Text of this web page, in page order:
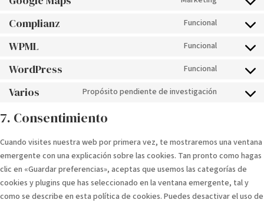
google-
Consent
google-
Complianz Funcional
Consent
complianz
WPML Funcional
Consent
WordPress Funcional
Consent
Varios Propósito pendiente de investigación
Consent
varios
7. Consentimiento
Cuando visites nuestra web por primera vez, te mostraremos una ventana
emergente con una explicación sobre las cookies. Tan pronto como hagas
clic en «Guardar preferencias», aceptas que usemos las categorías de
cookies y plugins que has seleccionado en la ventana emergente, tal y
como se describe en esta política de cookies. Puedes desactivar el uso de